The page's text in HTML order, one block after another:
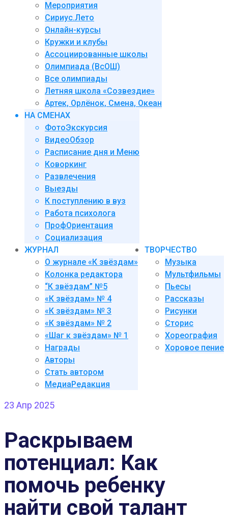
Мероприятия
Сириус.Лето
Онлайн-курсы
Кружки и клубы
Ассоциированные школы
Олимпиада (ВсОШ)
Все олимпиады
Летняя школа «Созвездие»
Артек, Орлёнок, Смена, Океан
НА СМЕНАХ
ФотоЭкскурсия
ВидеоОбзор
Расписание дня и Меню
Коворкинг
Развлечения
Выезды
К поступлению в вуз
Работа психолога
ПрофОриентация
Социализация
ЖУРНАЛ
О журнале «К звёздам»
Колонка редактора
“К звёздам” №5
«К звёздам» № 4
«К звёздам» № 3
«К звёздам» № 2
«Шаг к звёздам» № 1
Награды
Авторы
Стать автором
МедиаРедакция
ТВОРЧЕСТВО
Музыка
Мультфильмы
Пьесы
Рассказы
Рисунки
Сторис
Хореография
Хоровое пение
23 Апр 2025
Раскрываем
потенциал: Как
помочь ребенку
найти свой талант